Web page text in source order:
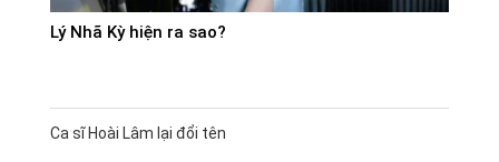
Lý Nhã Kỳ hiện ra sao?
Ca sĩ Hoài Lâm lại đổi tên